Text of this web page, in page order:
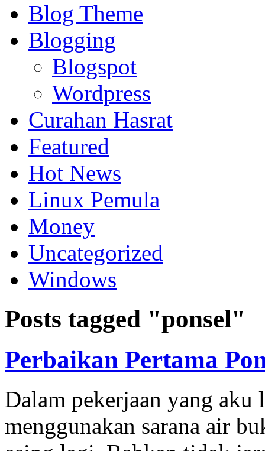
Blog Theme
Blogging
Blogspot
Wordpress
Curahan Hasrat
Featured
Hot News
Linux Pemula
Money
Uncategorized
Windows
Posts tagged "ponsel"
Perbaikan Pertama
Dalam pekerjaan yang aku
menggunakan sarana air